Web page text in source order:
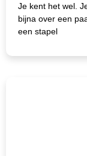
Je kent het wel.
bijna over een
een stapel